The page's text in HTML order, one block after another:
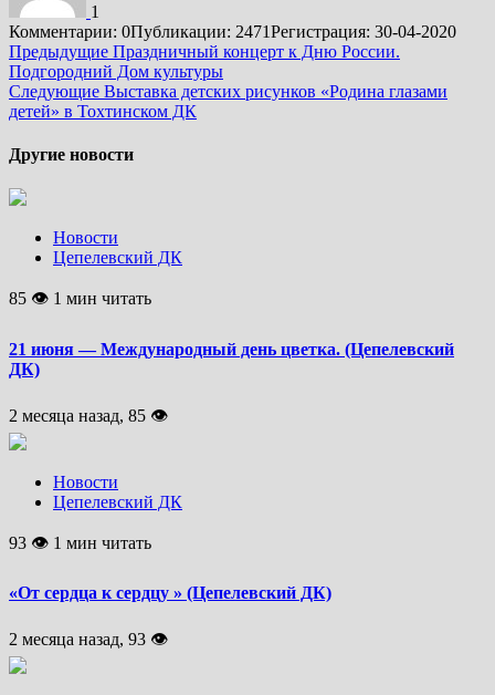
1
Комментарии: 0Публикации: 2471Регистрация: 30-04-2020
Подробнее
Предыдущие Праздничный концерт к Дню России.
Подгородний Дом культуры
Следующие Выставка детских рисунков «Родина глазами
детей» в Тохтинском ДК
Другие новости
Новости
Цепелевский ДК
85 👁 1 мин читать
21 июня — Международный день цветка. (Цепелевский
ДК)
2 месяца назад, 85 👁
Новости
Цепелевский ДК
93 👁 1 мин читать
«От сердца к сердцу » (Цепелевский ДК)
2 месяца назад, 93 👁